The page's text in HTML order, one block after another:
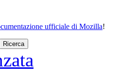
ufficiale di Mozilla!